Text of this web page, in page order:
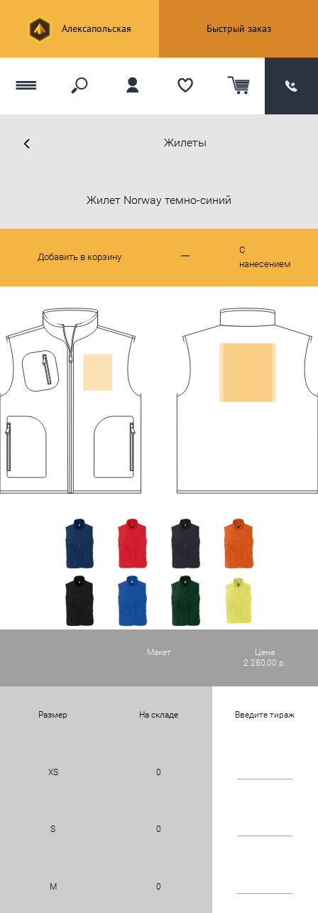
Алексапольская Быстрый заказ
Жилеты
С
нанесением
Жилет Norway темно-синий
Добавить в корзину
Макет
Цена
2 280,00 р.
Размер На складе Введите тираж
XS 0
S 0
M 0